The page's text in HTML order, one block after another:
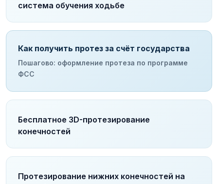
система обучения ходьбе
Как получить протез за счёт государства
Пошагово: оформление протеза по программе
ФСС
Бесплатное 3D-протезирование
конечностей
Протезирование нижних конечностей на